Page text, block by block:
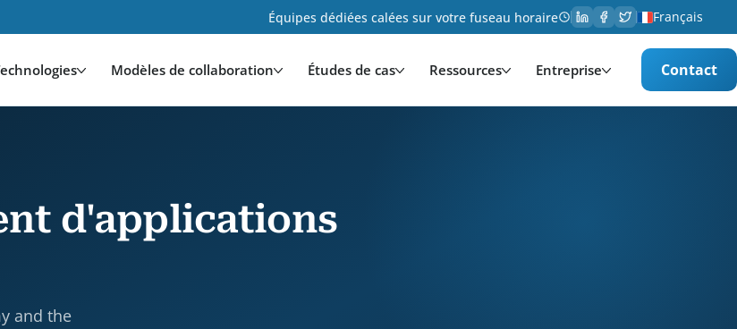
Équipes dédiées calées sur votre fuseau horaire Français
Modèles de collaboration Études de cas Ressources Entreprise Contact
d'applications
and the